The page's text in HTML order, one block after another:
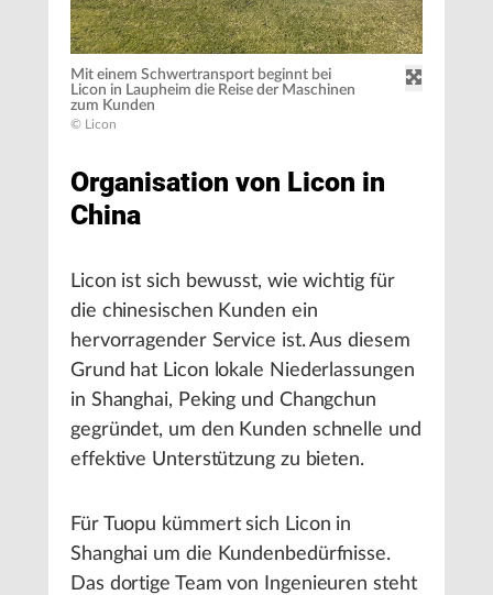
Mit einem Schwertransport beginnt bei
Licon in Laupheim die Reise der Maschinen
zum Kunden
© Licon
Organisation von Licon in
China
Licon ist sich bewusst, wie wichtig für
die chinesischen Kunden ein
hervorragender Service ist. Aus diesem
Grund hat Licon lokale Niederlassungen
in Shanghai, Peking und Changchun
gegründet, um den Kunden schnelle und
effektive Unterstützung zu bieten.
Für Tuopu kümmert sich Licon in
Shanghai um die Kundenbedürfnisse.
Das dortige Team von Ingenieuren steht